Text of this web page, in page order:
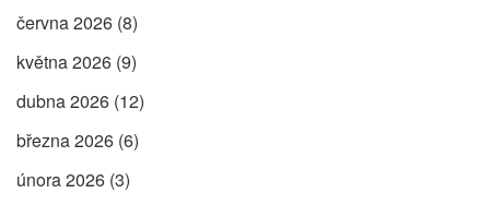
června 2026 (8)
května 2026 (9)
dubna 2026 (12)
března 2026 (6)
února 2026 (3)